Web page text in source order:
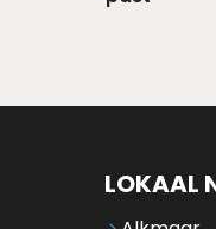
LOKAAL